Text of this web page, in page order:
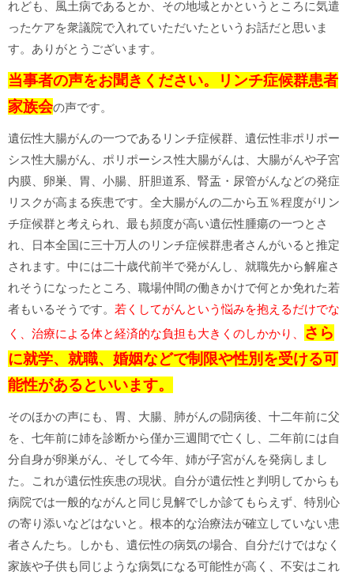
れども、風土病であるとか、その地域とかというところに気遣
ったケアを衆議院で入れていただいたというお話だと思いま
す。ありがとうございます。
当事者の声をお聞きください。
リンチ症候群患者
家族会の声です。
遺伝性大腸がんの一つであるリンチ症候群、遺伝性非ポリポー
シス性大腸がん、ポリポーシス性大腸がんは、大腸がんや子宮
内膜、卵巣、胃、小腸、肝胆道系、腎盂・尿管がんなどの発症
リスクが高まる疾患です。全大腸がんの二から五％程度がリン
チ症候群と考えられ、最も頻度が高い遺伝性腫瘍の一つとさ
れ、日本全国に三十万人のリンチ症候群患者さんがいると推定
されます。中には二十歳代前半で発がんし、就職先から解雇さ
れそうになったところ、職場仲間の働きかけで何とか免れた若
者もいるそうです。 若くしてがんという悩みを抱えるだけでな
く、治療による体と経済的な負担も大きくのしかかり、
さら
に就学、就職、婚姻などで制限や性別を受ける可
能性があるといいます。
そのほかの声にも、胃、大腸、肺がんの闘病後、十二年前に父
を、七年前に姉を診断から僅か三週間で亡くし、二年前には自
分自身が卵巣がん、そして今年、姉が子宮がんを発病しまし
た。これが遺伝性疾患の現状。自分が遺伝性と判明してからも
病院では一般的ながんと同じ見解でしか診てもらえず、特別心
の寄り添いなどはないと。根本的な治療法が確立していない患
者さんたち。しかも、遺伝性の病気の場合、自分だけではなく
家族や子供も同じような病気になる可能性が高く、不安はこれ